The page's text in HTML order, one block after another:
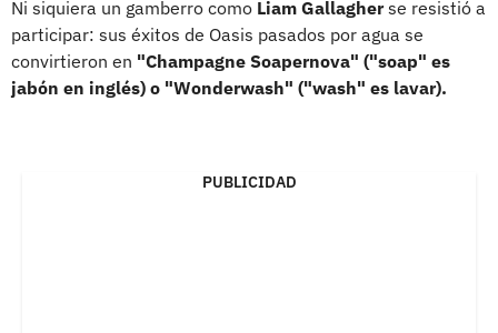
Ni siquiera un gamberro como Liam Gallagherse resistió a
participar: sus éxitos de Oasis pasados por agua se
convirtieron en "Champagne Soapernova" ("soap" es
jabón en inglés) o "Wonderwash" ("wash" es lavar).
PUBLICIDAD